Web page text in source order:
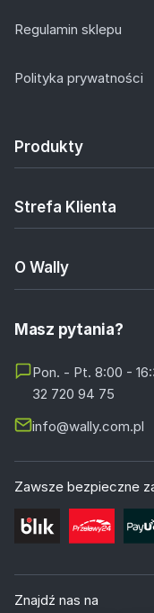
Regulamin sklepu
Polityka prywatności
Produkty
Strefa Klienta
O Wally
Masz pytania?
Pon. - Pt. 8:00 -
32 720 94 75
info@wally.com.pl
Zawsze bezpieczne
Znajdź nas na